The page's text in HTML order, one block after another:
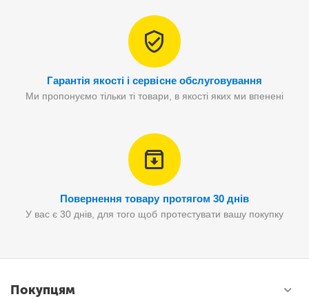
Гарантія якості і сервісне обслуговування
Ми пропонуємо тільки ті товари, в якості яких ми впенені
Повернення товару протягом 30 днів
У вас є 30 днів, для того щоб протестувати вашу покупку
Покупцям